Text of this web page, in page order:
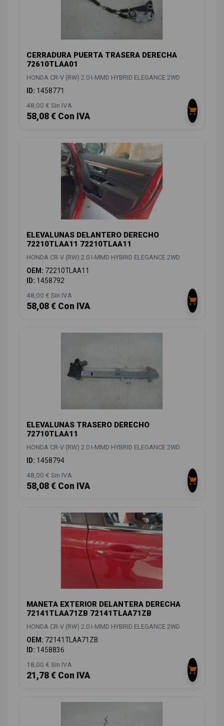
CERRADURA PUERTA TRASERA DERECHA
72610TLAA01
HONDA CR-V (RW) 2.0 I-MMD HYBRID ELEGANCE 2WD
ID: 1458771
48,00 € Sin IVA
58,08 € Con IVA
ELEVALUNAS DELANTERO DERECHO
72210TLAA11 72210TLAA11
HONDA CR-V (RW) 2.0 I-MMD HYBRID ELEGANCE 2WD
OEM: 72210TLAA11
ID: 1458792
48,00 € Sin IVA
58,08 € Con IVA
ELEVALUNAS TRASERO DERECHO
72710TLAA11
HONDA CR-V (RW) 2.0 I-MMD HYBRID ELEGANCE 2WD
ID: 1458794
48,00 € Sin IVA
58,08 € Con IVA
MANETA EXTERIOR DELANTERA DERECHA
72141TLAA71ZB 72141TLAA71ZB
HONDA CR-V (RW) 2.0 I-MMD HYBRID ELEGANCE 2WD
OEM: 72141TLAA71ZB
ID: 1458836
18,00 € Sin IVA
21,78 € Con IVA